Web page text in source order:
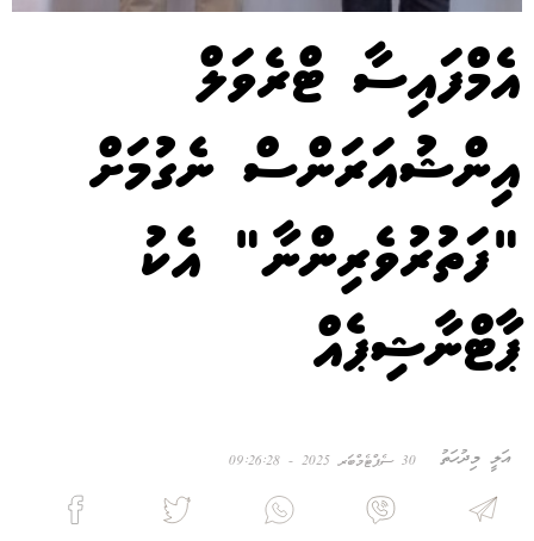
އެމްފައިސާ ޓްރެވަލް
އިންޝުއަރަންސް ނެގުމަށް
"ފަތުރުވެރިންނާ" އެކު
ޕާޓްނާޝިޕެއް
އަލީ މިދުހަތު 30 ސެޕްޓެމްބަރ 2025 - 09:26:28